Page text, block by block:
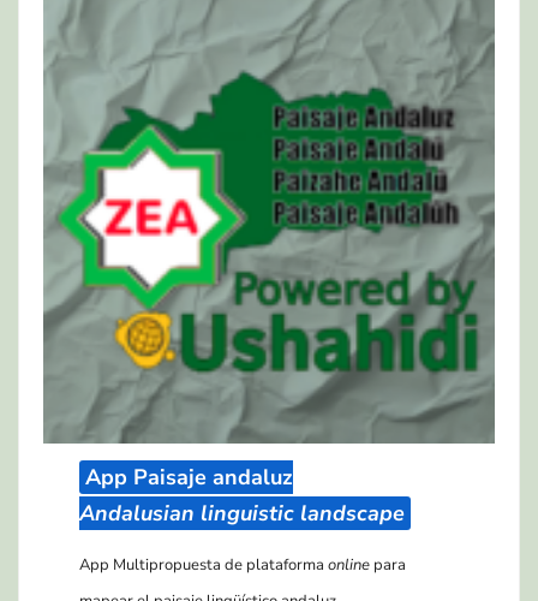
App Paisaje andaluz
Andalusian linguistic landscape
App Multipropuesta de plataformaonline para